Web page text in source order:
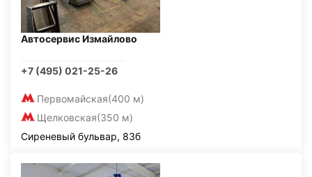
Автосервис Измайлово
+7 (495) 021-25-26
Первомайская(400 м)
Щелковская(350 м)
Сиреневый бульвар, 83б